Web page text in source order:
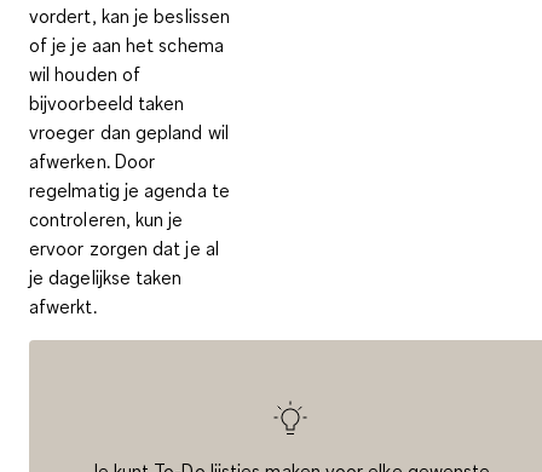
vordert, kan je beslissen
of je je aan het schema
wil houden of
bijvoorbeeld taken
vroeger dan gepland wil
afwerken. Door
regelmatig je agenda te
controleren, kun je
ervoor zorgen dat je al
je dagelijkse taken
afwerkt.